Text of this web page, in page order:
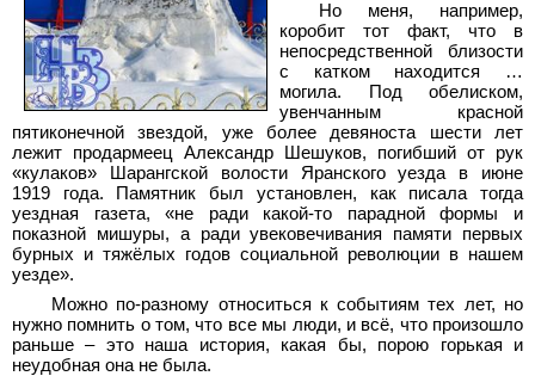
Но меня, например,
коробит тот факт, что в
непосредственной близости
с катком находится …
могила. Под обелиском,
увенчанным красной
пятиконечной звездой, уже более девяноста шести лет
лежит продармеец Александр Шешуков, погибший от рук
«кулаков» Шарангской волости Яранского уезда в июне
1919 года. Памятник был установлен, как писала тогда
уездная газета, «не ради какой-то парадной формы и
показной мишуры, а ради увековечивания памяти первых
бурных и тяжёлых годов социальной революции в нашем
уезде».
Можно по-разному относиться к событиям тех лет, но
нужно помнить о том, что все мы люди, и всё, что произошло
раньше – это наша история, какая бы, порою горькая и
неудобная она не была.